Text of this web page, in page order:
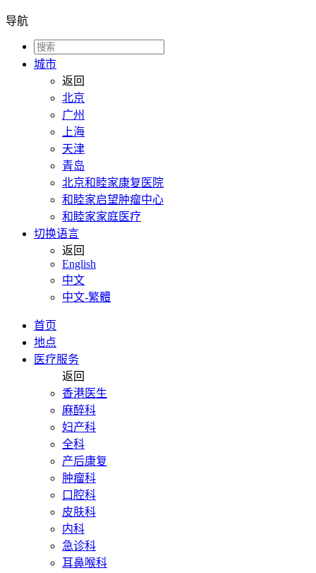
导航
城市
返回
北京
广州
上海
天津
青岛
北京和睦家康复医院
和睦家启望肿瘤中心
和睦家家庭医疗
切换语言
返回
English
中文
中文-繁體
首页
地点
医疗服务
返回
香港医生
麻醉科
妇产科
全科
产后康复
肿瘤科
口腔科
皮肤科
内科
急诊科
耳鼻喉科